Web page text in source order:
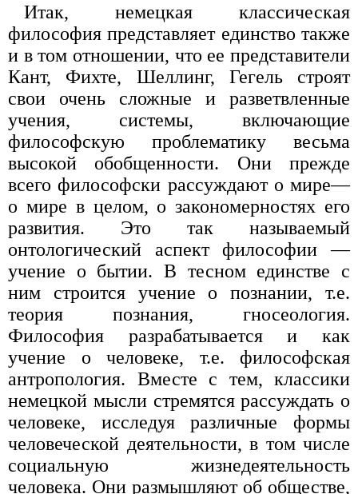
Итак, немецкая классическая
философия представляет единство также
и в том отношении, что ее представители
Кант, Фихте, Шеллинг, Гегель строят
свои очень сложные и разветвленные
учения, системы, включающие
философскую проблематику весьма
высокой обобщенности. Они прежде
всего философски рассуждают о мире—
о мире в целом, о закономерностях его
развития. Это так называемый
онтологический аспект философии —
учение о бытии. В тесном единстве с
ним строится учение о познании, т.е.
теория познания, гносеология.
Философия разрабатывается и как
учение о человеке, т.е. философская
антропология. Вместе с тем, классики
немецкой мысли стремятся рассуждать о
человеке, исследуя различные формы
человеческой деятельности, в том числе
социальную жизнедеятельность
человека. Они размышляют об обществе,